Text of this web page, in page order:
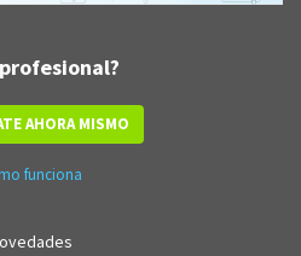
AHORA MISMO
funciona